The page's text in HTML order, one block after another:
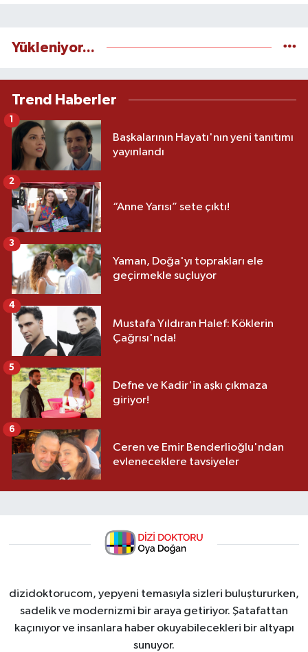
Yükleniyor...
Trend Haberler
Başkalarının Hayatı'nın yeni tanıtımı
yayınlandı
1
“Anne Yarısı” sete çıktı!
2
Yaman, Doğa'yı toprakları ele
geçirmekle suçluyor
3
Mustafa Yıldıran Halef: Köklerin
Çağrısı'nda!
4
Defne ve Kadir'in aşkı çıkmaza
giriyor!
5
Ceren ve Emir Benderlioğlu'ndan
evleneceklere tavsiyeler
6
dizidoktorucom, yepyeni temasıyla sizleri buluştururken,
sadelik ve modernizmi bir araya getiriyor. Şatafattan
kaçınıyor ve insanlara haber okuyabilecekleri bir altyapı
sunuyor.